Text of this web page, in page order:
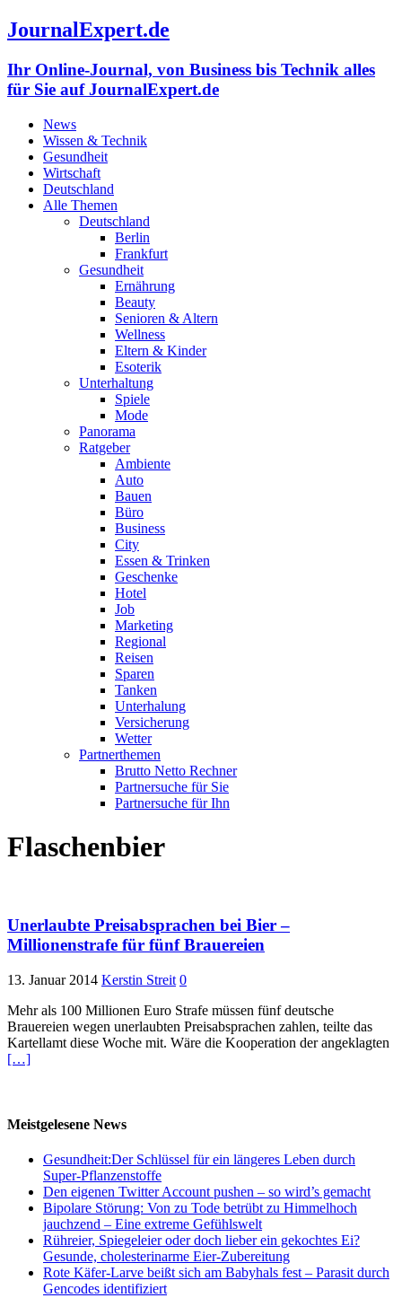
JournalExpert.de
Ihr Online-Journal, von Business bis Technik alles
für Sie auf JournalExpert.de
News
Wissen & Technik
Gesundheit
Wirtschaft
Deutschland
Alle Themen
Deutschland
Berlin
Frankfurt
Gesundheit
Ernährung
Beauty
Senioren & Altern
Wellness
Eltern & Kinder
Esoterik
Unterhaltung
Spiele
Mode
Panorama
Ratgeber
Ambiente
Auto
Bauen
Büro
Business
City
Essen & Trinken
Geschenke
Hotel
Job
Marketing
Regional
Reisen
Sparen
Tanken
Unterhalung
Versicherung
Wetter
Partnerthemen
Brutto Netto Rechner
Partnersuche für Sie
Partnersuche für Ihn
Flaschenbier
Unerlaubte Preisabsprachen bei Bier –
Millionenstrafe für fünf Brauereien
13. Januar 2014 Kerstin Streit 0
Mehr als 100 Millionen Euro Strafe müssen fünf deutsche
Brauereien wegen unerlaubten Preisabsprachen zahlen, teilte das
Kartellamt diese Woche mit. Wäre die Kooperation der angeklagten
[…]
Meistgelesene News
Gesundheit:Der Schlüssel für ein längeres Leben durch
Super-Pflanzenstoffe
Den eigenen Twitter Account pushen – so wird’s gemacht
Bipolare Störung: Von zu Tode betrübt zu Himmelhoch
jauchzend – Eine extreme Gefühlswelt
Rühreier, Spiegeleier oder doch lieber ein gekochtes Ei?
Gesunde, cholesterinarme Eier-Zubereitung
Rote Käfer-Larve beißt sich am Babyhals fest – Parasit durch
Gencodes identifiziert